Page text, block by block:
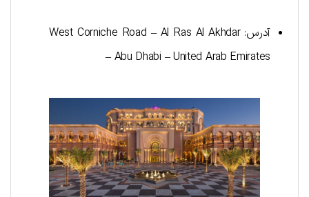
آدرس: West Corniche Road – Al Ras Al Akhdar
– Abu Dhabi – United Arab Emirates